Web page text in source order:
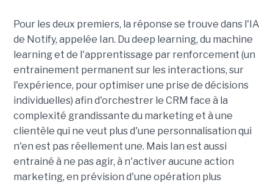
Pour les deux premiers, la réponse se trouve dans l'IA
de Notify, appelée Ian. Du deep learning, du machine
learning et de l'apprentissage par renforcement (un
entrainement permanent sur les interactions, sur
l'expérience, pour optimiser une prise de décisions
individuelles) afin d'orchestrer le CRM face à la
complexité grandissante du marketing et à une
clientèle qui ne veut plus d'une personnalisation qui
n'en est pas réellement une. Mais Ian est aussi
entrainé à ne pas agir, à n'activer aucune action
marketing, en prévision d'une opération plus